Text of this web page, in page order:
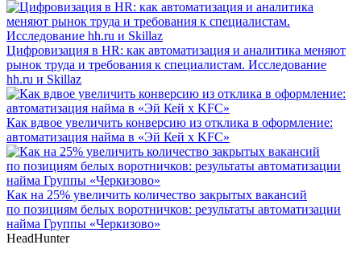
Цифровизация в HR: как автоматизация и аналитика меняют
рынок труда и требования к специалистам. Исследование
hh.ru и Skillaz
Как вдвое увеличить конверсию из отклика в оформление:
автоматизация найма в «Эй Кей x KFC»
Как на 25% увеличить количество закрытых вакансий
по позициям белых воротничков: результаты автоматизации
найма Группы «Черкизово»
HeadHunter